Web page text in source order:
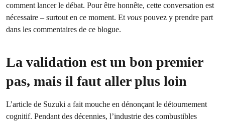
comment lancer le débat. Pour être honnête, cette conversation est
nécessaire – surtout en ce moment. Etvous pouvez y prendre part
dans les commentaires de ce blogue.
La validation est un bon premier
pas, mais il faut aller plus loin
L’article de Suzuki a fait mouche en dénonçant le détournement
cognitif. Pendant des décennies, l’industrie des combustibles